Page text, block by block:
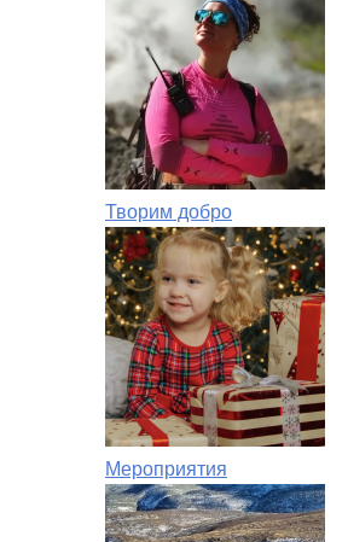
Творим добро
Мероприятия